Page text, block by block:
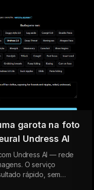
garota na foto
Undress AI
Undress AI — rede
O serviço
rápido, sem